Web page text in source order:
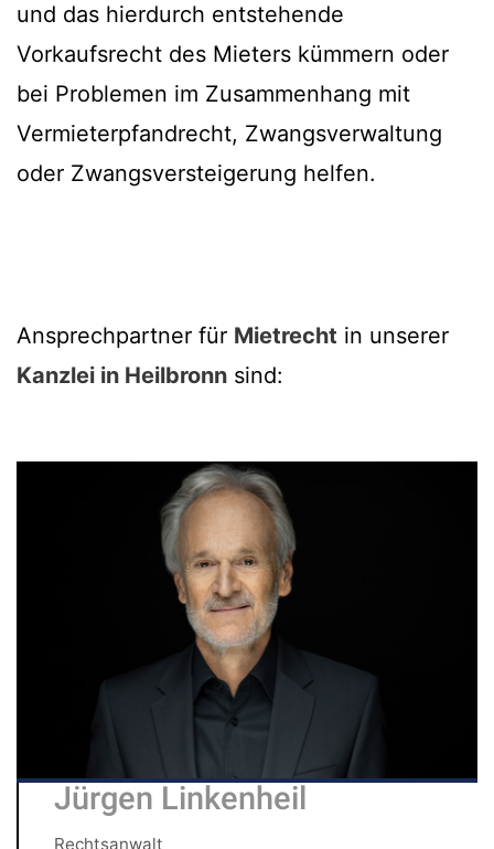
und das hierdurch entstehende
Vorkaufsrecht des Mieters kümmern oder
bei Problemen im Zusammenhang mit
Vermieterpfandrecht, Zwangsverwaltung
oder Zwangsversteigerung helfen.
Ansprechpartner für Mietrecht in unserer
Kanzlei in Heilbronn sind:
Jürgen Linkenheil
Rechtsanwalt